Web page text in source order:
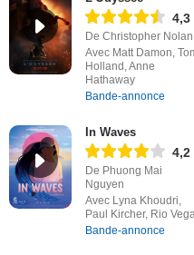
4,3
De Christopher Nolan
Avec Matt Damon,
Holland, Anne
Hathaway
Bande-annonce
In Waves
4,2
De Phuong Mai
Nguyen
Avec Lyna Khoudri,
Paul Kircher, Rio
Bande-annonce